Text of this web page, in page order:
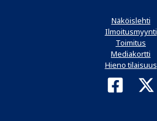
Näköislehti
Ilmoitusmyynti
Toimitus
Mediakortti
Hieno tilaisuus